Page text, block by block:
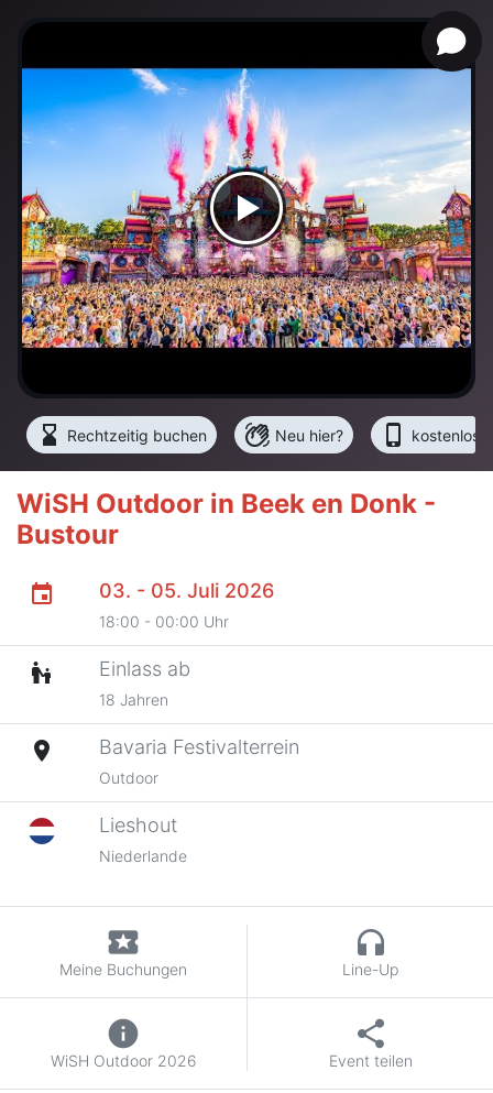
hourglass_bottom Rechtzeitig buchen waving_hand Neu hier? phone_iphone
WiSH Outdoor in Beek en Donk -
Bustour
event 03. - 05. Juli 2026
18:00 - 00:00 Uhr
escalator_warning Einlass ab
18 Jahren
place Bavaria Festivalterrein
Outdoor
Lieshout
Niederlande
local_activity
Meine Buchungen
headphones
Line-Up
info
WiSH Outdoor 2026
share
Event teilen